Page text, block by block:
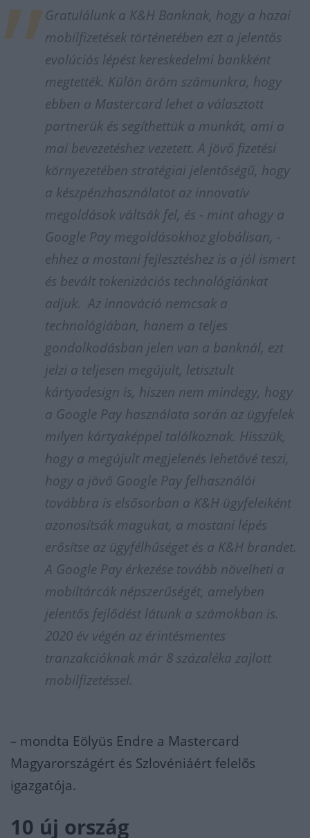
Gratulálunk a K&H Banknak, hogy a hazai
mobilfizetések történetében ezt a jelentős
evolúciós lépést kereskedelmi bankként
megtették. Külön öröm számunkra, hogy
ebben a Mastercard lehet a választott
partnerük és segíthettük a munkát, ami a
mai bevezetéshez vezetett. A jövő fizetési
környezetében stratégiai jelentőségű, hogy
a készpénzhasználatot az innovatív
megoldások váltsák fel, és - mint ahogy a
Google Pay megoldásokhoz globálisan, -
ehhez a mostani fejlesztéshez is a jól ismert
és bevált tokenizációs technológiánkat
adjuk. Az innováció nemcsak a
technológiában, hanem a teljes
gondolkodásban jelen van a banknál, ezt
jelzi a teljesen megújult, letisztult
kártyadesign is, hiszen nem mindegy, hogy
a Google Pay használata során az ügyfelek
milyen kártyaképpel találkoznak. Hisszük,
hogy a megújult megjelenés lehetővé teszi,
hogy a jövő Google Pay felhasználói
továbbra is elsősorban a K&H ügyfeleiként
azonosítsák magukat, a mostani lépés
erősítse az ügyfélhűséget és a K&H brandet.
A Google Pay érkezése tovább növelheti a
mobiltárcák népszerűségét, amelyben
jelentős fejlődést látunk a számokban is.
2020 év végén az érintésmentes
tranzakcióknak már 8 százaléka zajlott
mobilfizetéssel.
– mondta Eölyüs Endre a Mastercard
Magyarországért és Szlovéniáért felelős
igazgatója.
10 új ország